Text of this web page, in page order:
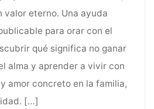
eterno. Una ayuda
para orar con el
qué significa no ganar
alma y aprender a vivir con
amor concreto en la familia,
[…]